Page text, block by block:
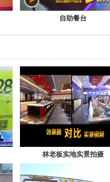
自助餐台
林老板实地实景拍摄